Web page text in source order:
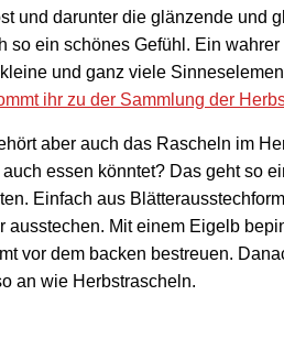
und darunter die glänzende und
so ein schönes Gefühl. Ein
und ganz viele
ihr zu der Sammlung der
aber auch das Rascheln im
essen könntet? Das geht so
Einfach aus
ausstechen. Mit einem Eigelb
vor dem backen bestreuen.
an wie Herbstrascheln.